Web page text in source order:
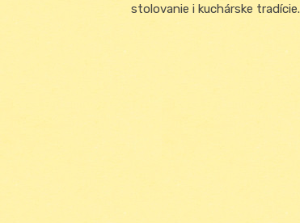
stolovanie i kuchárske tradície.